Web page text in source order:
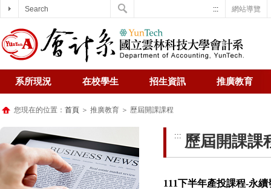
網站導覽
:::
系所現況 在校學生 招生資訊 推廣教育
您現在的位置： 首頁 ＞ 推廣教育 ＞ 歷屆開課課程
::: 歷屆開課課
111下半年產投課程-永
Search